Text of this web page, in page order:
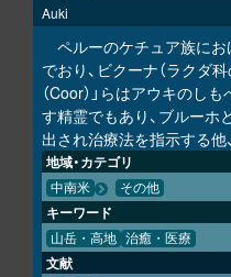
Auki
ペルーのケチュア族に
でおり、ビクーナ（ラクダ
（Coor）」らはアウキのし
す精霊でもあり、ブルー
出され治療法を指示する他
地域・カテゴリ
中南米 その他
キーワード
山岳・高地 治癒・医療
文献